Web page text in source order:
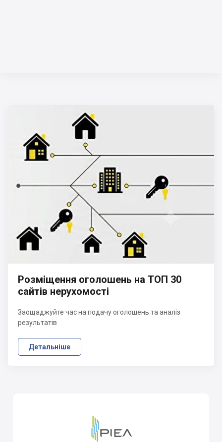
Розміщення оголошень на ТОП 30
сайтів нерухомості
Заощаджуйте час на подачу оголошень та аналіз
результатів
Детальніше